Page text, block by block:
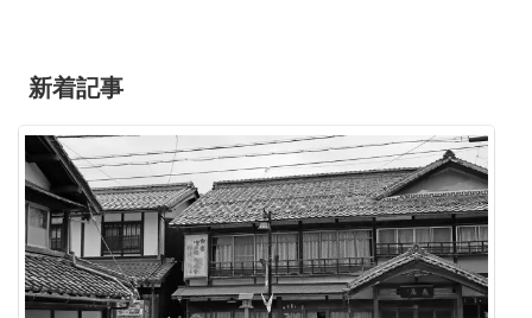
新着記事